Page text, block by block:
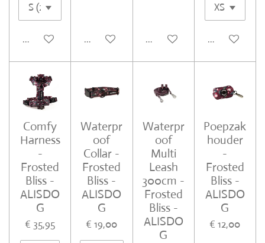
In winkelwagenIn winkelwagenIn winkelwagenIn
Comfy
Harness
-
Frosted
Bliss -
ALISDO
G
€ 35,95
Waterpr
oof
Collar -
Frosted
Bliss -
ALISDO
G
€ 19,00
Waterpr
oof
Multi
Leash
300cm -
Frosted
Bliss -
ALISDO
G
Poepzak
houder
-
Frosted
Bliss -
ALISDO
G
€ 12,00